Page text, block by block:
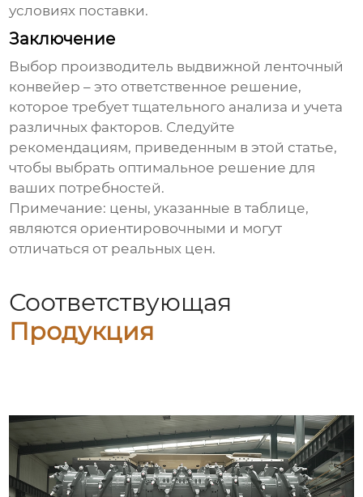
условиях поставки.
Заключение
Выбор производитель выдвижной ленточный
конвейер – это ответственное решение,
которое требует тщательного анализа и учета
различных факторов. Следуйте
рекомендациям, приведенным в этой статье,
чтобы выбрать оптимальное решение для
ваших потребностей.
Примечание: цены, указанные в таблице,
являются ориентировочными и могут
отличаться от реальных цен.
Соответствующая
Продукция